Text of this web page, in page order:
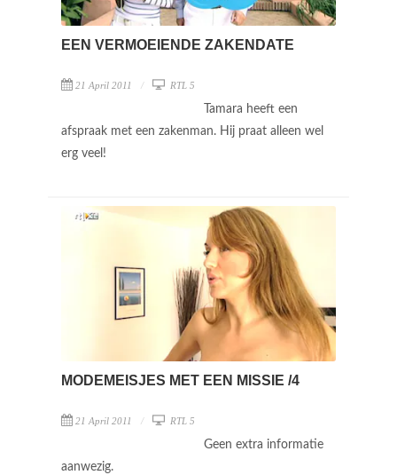
EEN VERMOEIENDE ZAKENDATE
21 April 2011 RTL 5
Tamara heeft een
afspraak met een zakenman. Hij praat alleen wel
erg veel!
MODEMEISJES MET EEN MISSIE /4
21 April 2011 RTL 5
Geen extra informatie
aanwezig.